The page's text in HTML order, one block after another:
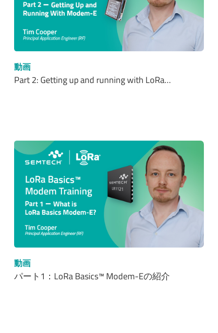
動画
Part 2: Getting up and running with LoRa…
動画
パート1：LoRa Basics™ Modem-Eの紹介